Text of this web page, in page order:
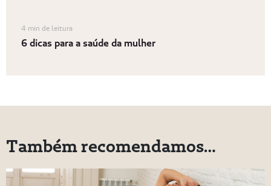
4 min de leitura
6 dicas para a saúde da mulher
Também recomendamos…